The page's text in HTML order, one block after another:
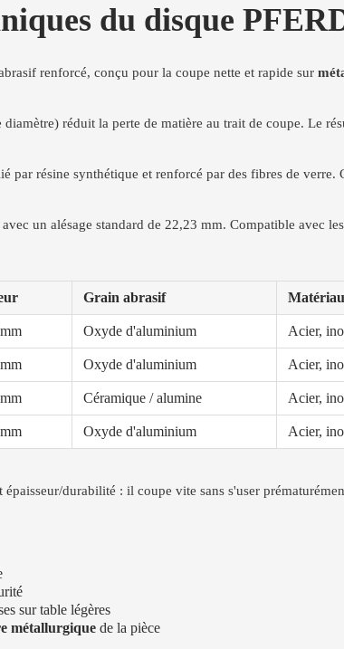
du disque
renforcé, conçu pour la coupe nette et rapide sur
réduit la perte de matière au trait de coupe. Le
par résine synthétique et renforcé par des fibres de
avec un alésage standard de 22,23 mm. Compatible avec
Grain abrasif
Oxyde d'aluminium Acier,
Oxyde d'aluminium Acier,
Céramique / alumine Acier,
Oxyde d'aluminium Acier,
épaisseur/durabilité : il coupe vite sans s'user
sur table légères
métallurgique de la pièce